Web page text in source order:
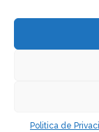
Politica de